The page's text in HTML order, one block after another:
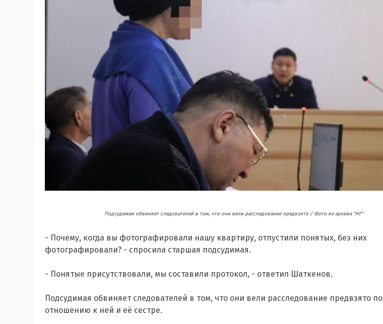
Подсудимая обвиняет следователей в том, что они вели расследование предвзято / Фото из архива "НГ"
- Почему, когда вы фотографировали нашу квартиру, отпустили понятых, без них
фотографировали? - спросила старшая подсудимая.
- Понятые присутствовали, мы составили протокол, - ответил Шаткенов.
Подсудимая обвиняет следователей в том, что они вели расследование предвзято по
отношению к ней и её сестре.